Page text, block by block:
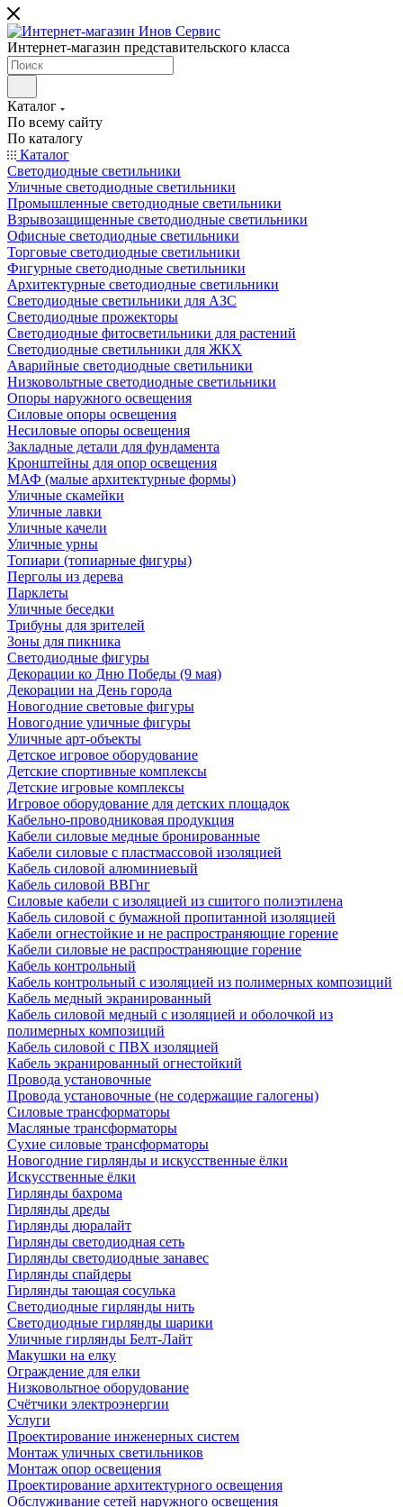
Интернет-магазин представительского класса
Каталог
По всему сайту
По каталогу
Каталог
Светодиодные светильники
Уличные светодиодные светильники
Промышленные светодиодные светильники
Взрывозащищенные светодиодные светильники
Офисные светодиодные светильники
Торговые светодиодные светильники
Фигурные светодиодные светильники
Архитектурные светодиодные светильники
Светодиодные светильники для АЗС
Светодиодные прожекторы
Светодиодные фитосветильники для растений
Светодиодные светильники для ЖКХ
Аварийные светодиодные светильники
Низковольтные светодиодные светильники
Опоры наружного освещения
Силовые опоры освещения
Несиловые опоры освещения
Закладные детали для фундамента
Кронштейны для опор освещения
МАФ (малые архитектурные формы)
Уличные скамейки
Уличные лавки
Уличные качели
Уличные урны
Топиари (топиарные фигуры)
Перголы из дерева
Парклеты
Уличные беседки
Трибуны для зрителей
Зоны для пикника
Светодиодные фигуры
Декорации ко Дню Победы (9 мая)
Декорации на День города
Новогодние световые фигуры
Новогодние уличные фигуры
Уличные арт-объекты
Детское игровое оборудование
Детские спортивные комплексы
Детские игровые комплексы
Игровое оборудование для детских площадок
Кабельно-проводниковая продукция
Кабели силовые медные бронированные
Кабели силовые с пластмассовой изоляцией
Кабель силовой алюминиевый
Кабель силовой ВВГнг
Силовые кабели с изоляцией из сшитого полиэтилена
Кабель силовой с бумажной пропитанной изоляцией
Кабели огнестойкие и не распространяющие горение
Кабели силовые не распространяющие горение
Кабель контрольный
Кабель контрольный с изоляцией из полимерных композиций
Кабель медный экранированный
Кабель силовой медный с изоляцией и оболочкой из
полимерных композиций
Кабель силовой с ПВХ изоляцией
Кабель экранированный огнестойкий
Провода установочные
Провода установочные (не содержащие галогены)
Силовые трансформаторы
Масляные трансформаторы
Сухие силовые трансформаторы
Новогодние гирлянды и искусственные ёлки
Искусственные ёлки
Гирлянды бахрома
Гирлянды дреды
Гирлянды дюралайт
Гирлянды светодиодная сеть
Гирлянды светодиодные занавес
Гирлянды спайдеры
Гирлянды тающая сосулька
Светодиодные гирлянды нить
Светодиодные гирлянды шарики
Уличные гирлянды Белт-Лайт
Макушки на елку
Ограждение для елки
Низковольтное оборудование
Счётчики электроэнергии
Услуги
Проектирование инженерных систем
Монтаж уличных светильников
Монтаж опор освещения
Проектирование архитектурного освещения
Обслуживание сетей наружного освещения